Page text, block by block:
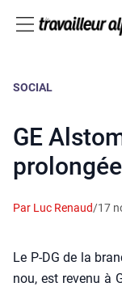
SOCIAL
GE
prolongée
Par Luc Renaud/17
Le P‑DG de la
nou, est reve­nu à